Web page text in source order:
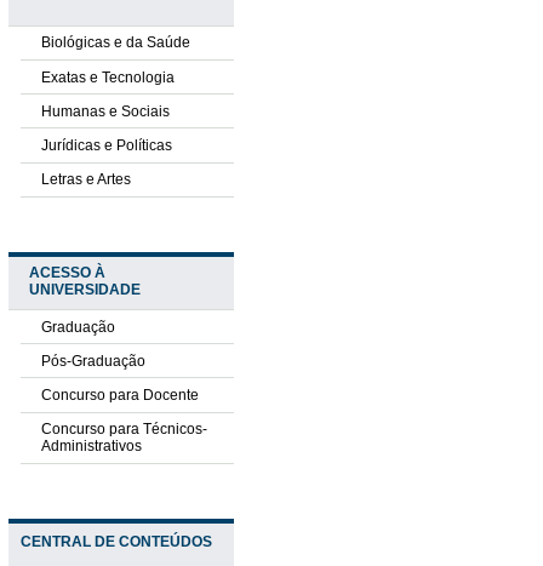
Biológicas e da Saúde
Exatas e Tecnologia
Humanas e Sociais
Jurídicas e Políticas
Letras e Artes
ACESSO À
UNIVERSIDADE
Graduação
Pós-Graduação
Concurso para Docente
Concurso para Técnicos-
Administrativos
CENTRAL DE CONTEÚDOS